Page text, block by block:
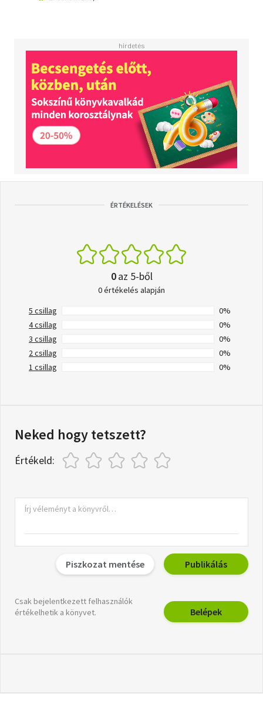
ÉRTÉKELÉSEK
0az 5-ből
0 értékelés alapján
5 csillag
0%
4 csillag
0%
3 csillag
0%
2 csillag
0%
1 csillag
0%
Neked hogy tetszett?
Értékeld:
Piszkozat mentése Publikálás
Csak bejelentkezett felhasználók
értékelhetik a könyvet.
Belépek